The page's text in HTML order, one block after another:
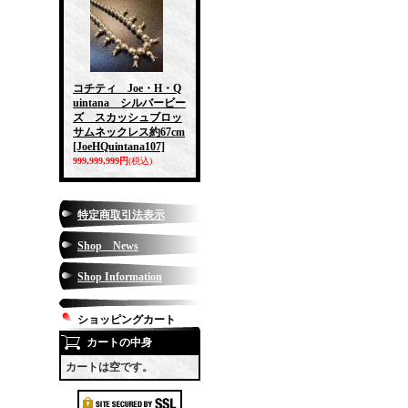
コチティ Joe・H・Q
uintana シルバービー
ズ スカッシュブロッ
サムネックレス約67cm
[JoeHQuintana107]
999,999,999円(税込)
特定商取引法表示
Shop News
Shop Information
ショッピングカート
カートの中身
カートは空です。